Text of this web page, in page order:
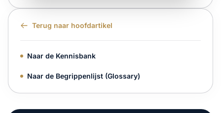
Terug naar hoofdartikel
Naar de Kennisbank
Naar de Begrippenlijst (Glossary)